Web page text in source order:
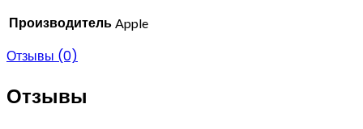
Производитель Apple
Отзывы (0)
Отзывы